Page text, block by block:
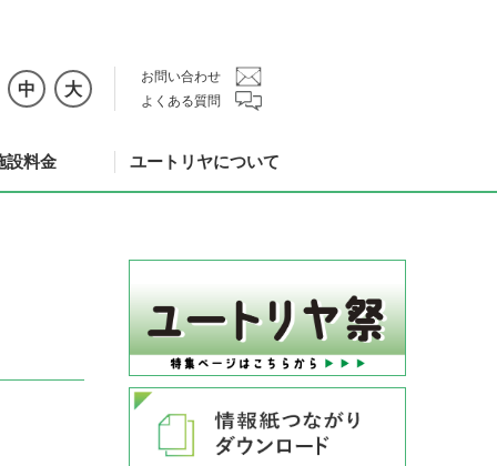
中 大
お問い合わせ
よくある質問
設料金 ユートリヤについて